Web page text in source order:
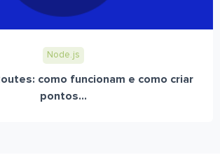
Node.js
como funcionam e como criar
pontos...